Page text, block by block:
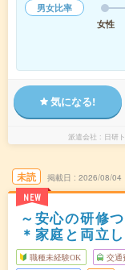
男女比率
女性
気になる!
派遣会社 日研
未読
NEW
掲載日 2026/08/04
～安心の研修
＊家庭と両立
職種未経験OK 交通